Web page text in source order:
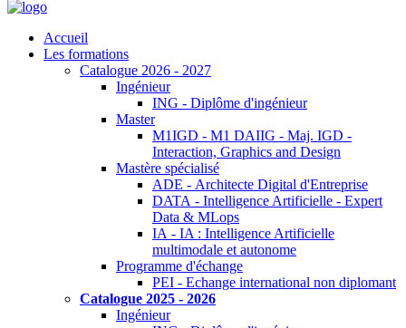
Accueil
Les formations
Catalogue 2026 - 2027
Ingénieur
ING - Diplôme d'ingénieur
Master
M1IGD - M1 DAIIG - Maj. IGD -
Interaction, Graphics and Design
Mastère spécialisé
ADE - Architecte Digital d'Entreprise
DATA - Intelligence Artificielle - Expert
Data & MLops
IA - IA : Intelligence Artificielle
multimodale et autonome
Programme d'échange
PEI - Echange international non diplomant
Catalogue 2025 - 2026
Ingénieur